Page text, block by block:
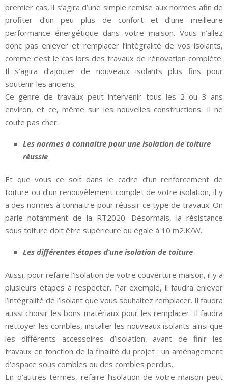
premier cas, il s’agira d’une simple remise aux normes afin de
profiter d’un peu plus de confort et d’une meilleure
performance énergétique dans votre maison. Vous n’allez
donc pas enlever et remplacer l’intégralité de vos isolants,
comme c’est le cas lors des travaux de rénovation complète.
Il s’agira d’ajouter de nouveaux isolants plus fins pour
soutenir les anciens.
Ce genre de travaux peut intervenir tous les 2 ou 3 ans
environ, et ce, même sur les nouvelles constructions. Il ne
coute pas cher.
Les normes à connaitre pour une isolation de toiture
réussie
Et que vous ce soit dans le cadre d’un renforcement de
toiture ou d’un renouvèlement complet de votre isolation, il y
a des normes à connaitre pour réussir ce type de travaux. On
parle notamment de la RT2020. Désormais, la résistance
sous toiture doit être supérieure ou égale à 10 m2.K/W.
Les différentes étapes d’une isolation de toiture
Aussi, pour refaire l’isolation de votre couverture maison, il y a
plusieurs étapes à respecter. Par exemple, il faudra enlever
l’intégralité de l’isolant que vous souhaitez remplacer. Il faudra
aussi choisir les bons matériaux pour les remplacer. Il faudra
nettoyer les combles, installer les nouveaux isolants ainsi que
les différents accessoires d’isolation, avant de finir les
travaux en fonction de la finalité du projet : un aménagement
d’espace sous combles ou des combles perdus.
En d’autres termes, refaire l’isolation de votre maison peut